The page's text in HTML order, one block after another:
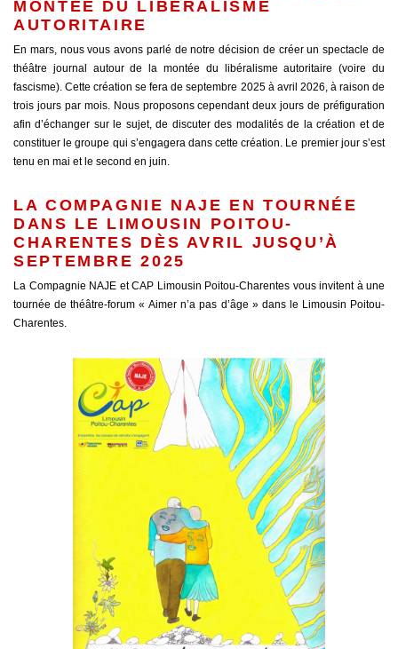
MONTÉE DU LIBÉRALISME
AUTORITAIRE
En mars, nous vous avons parlé de notre décision de créer un spectacle de
théâtre journal autour de la montée du libéralisme autoritaire (voire du
fascisme). Cette création se fera de septembre 2025 à avril 2026, à raison de
trois jours par mois. Nous proposons cependant deux jours de préfiguration
afin d’échanger sur le sujet, de discuter des modalités de la création et de
constituer le groupe qui s’engagera dans cette création. Le premier jour s’est
tenu en mai et le second en juin.
LA COMPAGNIE NAJE EN TOURNÉE
DANS LE LIMOUSIN POITOU-
CHARENTES DÈS AVRIL JUSQU’À
SEPTEMBRE 2025
La Compagnie NAJE et CAP Limousin Poitou-Charentes vous invitent à une
tournée de théâtre-forum « Aimer n’a pas d’âge » dans le Limousin Poitou-
Charentes.